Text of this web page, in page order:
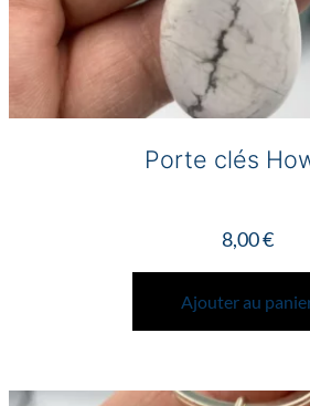
Porte clés
8,00€
Ajouter au